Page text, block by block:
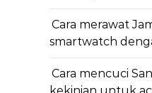
Cara merawat
smartwatch
Cara mencuci